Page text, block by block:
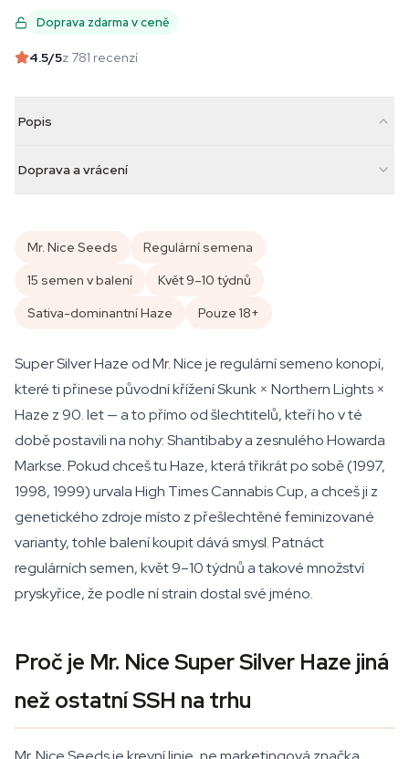
Doprava zdarma v ceně
4.5/5z 781 recenzí
Popis
Doprava a vrácení
Mr. Nice Seeds
Regulární semena
15 semen v balení
Květ 9–10 týdnů
Sativa-dominantní Haze
Pouze 18+
Super Silver Haze od Mr. Nice je regulární semeno konopí,
které ti přinese původní křížení Skunk × Northern Lights ×
Haze z 90. let — a to přímo od šlechtitelů, kteří ho v té
době postavili na nohy: Shantibaby a zesnulého Howarda
Markse. Pokud chceš tu Haze, která třikrát po sobě (1997,
1998, 1999) urvala High Times Cannabis Cup, a chceš ji z
genetického zdroje místo z přešlechtěné feminizované
varianty, tohle balení koupit dává smysl. Patnáct
regulárních semen, květ 9–10 týdnů a takové množství
pryskyřice, že podle ní strain dostal své jméno.
Proč je Mr. Nice Super Silver Haze jiná
než ostatní SSH na trhu